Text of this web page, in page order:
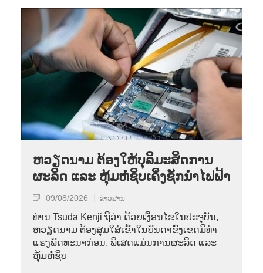
ຫວຽດນາມ ຕ້ອງໃຫ້ບຸລິມະສິດການ
ຜະລິດ ແລະ ຫຸ້ມຫໍ່ຊິບເຄິ່ງຊັກນຳໄຟຟ້າ
09/08/2026 ຂ່າວສານ
ທ່ານ Tsuda Kenji ຖືວ່າ ດ້ວຍເງື່ອນໄຂໃນປະຈຸບັນ,
ຫວຽດນາມ ຕ້ອງສຸມໃສ່ເຂົ້າໃນບັນດາຂົງເຂດມີທ່າ
ແຮງພັດທະນາກ່ອນ, ພິເສດແມ່ນການຜະລິດ ແລະ
ຫຸ້ມຫໍ່ຊິບ